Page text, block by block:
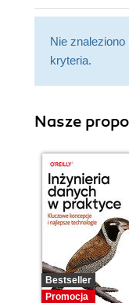
Nie
kryteria.
Nasze
Bestseller
Promocja